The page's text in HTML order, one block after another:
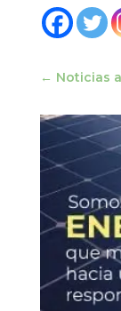
← Noticias